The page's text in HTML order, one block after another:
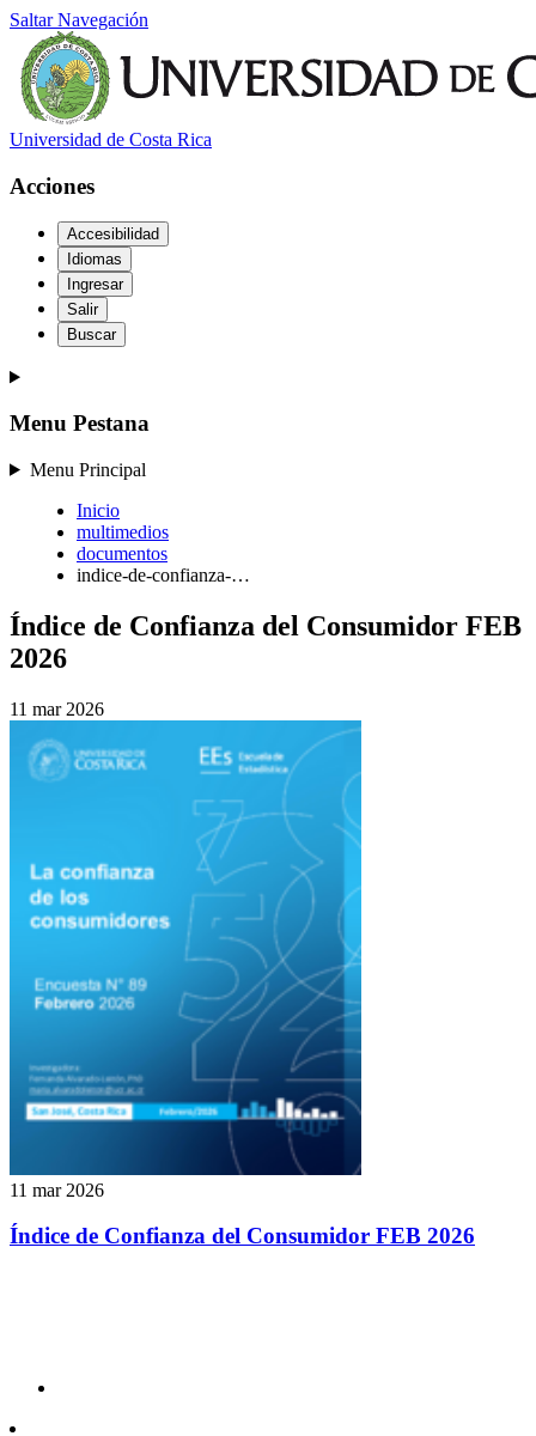
Saltar Navegación
Universidad de Costa Rica
Acciones
Accesibilidad
Idiomas
Ingresar
Salir
Buscar
Menu Pestana
Menu Principal
Inicio
multimedios
documentos
indice-de-confianza-…
Índice de Confianza del Consumidor FEB
2026
11 mar 2026
11 mar 2026
Índice de Confianza del Consumidor FEB 2026